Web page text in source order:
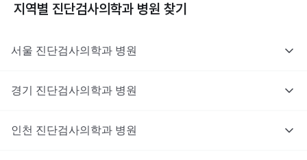
지역별 진단검사의학과 병원 찾기
서울 진단검사의학과 병원
경기 진단검사의학과 병원
인천 진단검사의학과 병원